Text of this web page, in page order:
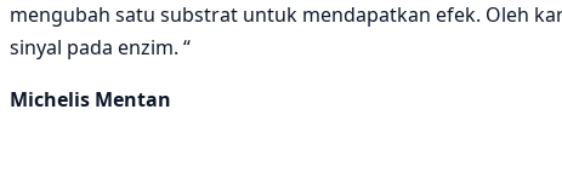
mengubah satu substrat untuk mendapatkan efek. Oleh
sinyal pada enzim. “
Michelis Mentan